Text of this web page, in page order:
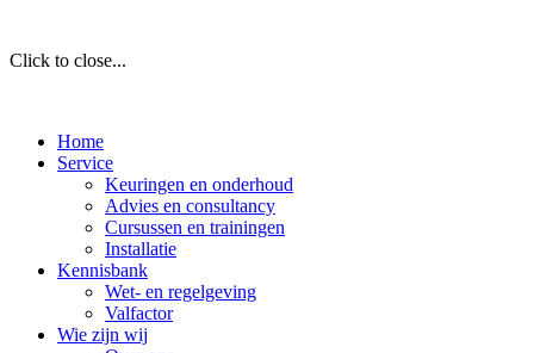
Click to close...
Home
Service
Keuringen en onderhoud
Advies en consultancy
Cursussen en trainingen
Installatie
Kennisbank
Wet- en regelgeving
Valfactor
Wie zijn wij